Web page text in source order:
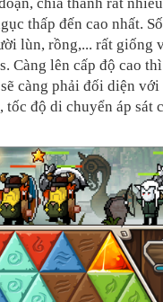
thấp đến cao nhất.
lùn, rồng,... rất giống
Càng lên cấp độ cao
càng phải đối diện
độ di chuyển áp sát